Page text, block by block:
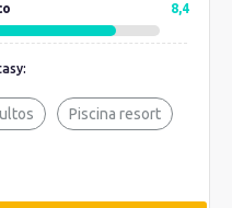
8,4
Piscina resort